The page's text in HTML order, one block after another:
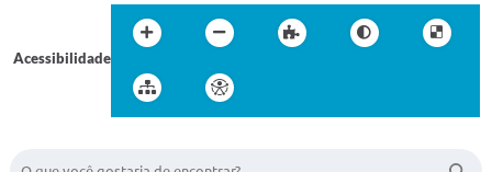
Acessibilidade